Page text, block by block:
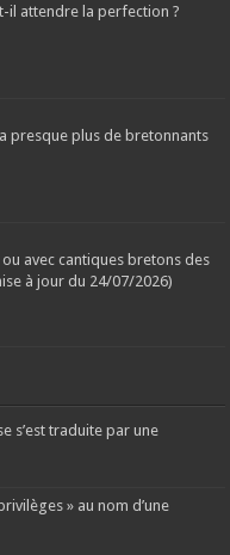
il attendre la perfection ?
presque plus de bretonnants
avec cantiques bretons des
à jour du 24/07/2026)
s’est traduite par une
» au nom d’une